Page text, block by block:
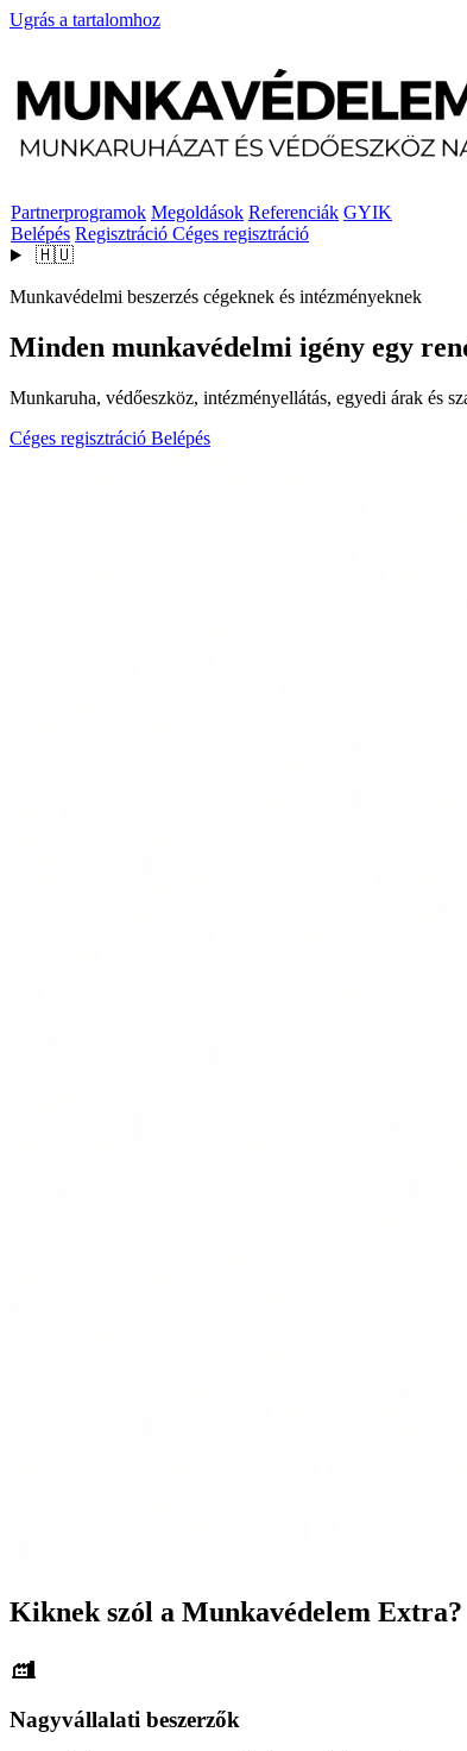
Ugrás a tartalomhoz
Partnerprogramok Megoldások Referenciák GYIK
Belépés Regisztráció Céges regisztráció
🇭🇺
Munkavédelmi beszerzés cégeknek és intézményeknek
Minden munkavédelmi igény egy
Munkaruha, védőeszköz, intézményellátás, egyedi árak és
Céges regisztráció Belépés
Kiknek szól a Munkavédelem Extra?
Nagyvállalati beszerzők